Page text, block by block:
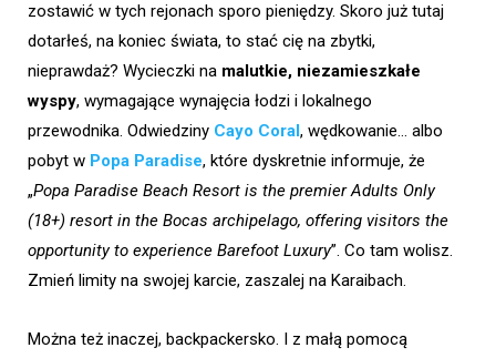
zostawić w tych rejonach sporo pieniędzy. Skoro już tutaj
dotarłeś, na koniec świata, to stać cię na zbytki,
nieprawdaż? Wycieczki na malutkie, niezamieszkałe
wyspy, wymagające wynajęcia łodzi i lokalnego
przewodnika. Odwiedziny Cayo Coral , wędkowanie… albo
pobyt w Popa Paradise, które dyskretnie informuje, że
„Popa Paradise Beach Resort is the premier Adults Only
(18+) resort in the Bocas archipelago, offering visitors the
opportunity to experience Barefoot Luxury”. Co tam wolisz.
Zmień limity na swojej karcie, zaszalej na Karaibach.
Można też inaczej, backpackersko. I z małą pomocą